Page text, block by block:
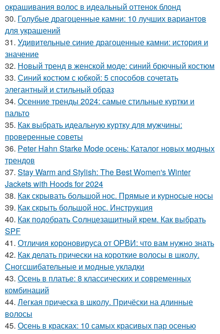
окрашивания волос в идеальный оттенок блонд
30. Голубые драгоценные камни: 10 лучших вариантов
для украшений
31. Удивительные синие драгоценные камни: история и
значение
32. Новый тренд в женской моде: синий брючный костюм
33. Синий костюм с юбкой: 5 способов сочетать
элегантный и стильный образ
34. Осенние тренды 2024: самые стильные куртки и
пальто
35. Как выбрать идеальную куртку для мужчины:
проверенные советы
36. Peter Hahn Starke Mode осень: Каталог новых модных
трендов
37. Stay Warm and Stylish: The Best Women's Winter
Jackets with Hoods for 2024
38. Как скрывать большой нос. Прямые и курносые носы
39. Как скрыть большой нос. Инструкция
40. Как подобрать Солнцезащитный крем. Как выбрать
SPF
41. Отличия короновируса от ОРВИ: что вам нужно знать
42. Как делать прически на короткие волосы в школу.
Сногсшибательные и модные укладки
43. Осень в платье: 8 классических и современных
комбинаций
44. Легкая прическа в школу. Причёски на длинные
волосы
45. Осень в красках: 10 самых красивых пар осенью